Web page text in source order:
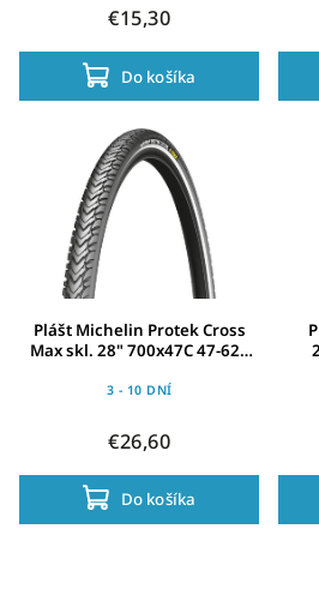
€15,30
Do košíka
Plášt Michelin Protek Cross
Max skl. 28" 700x47C 47-622
3 - 10 DNÍ
€26,60
Do košíka